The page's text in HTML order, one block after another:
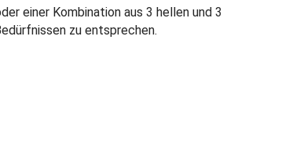
einer Kombination aus 3 hellen und 3
zu entsprechen.